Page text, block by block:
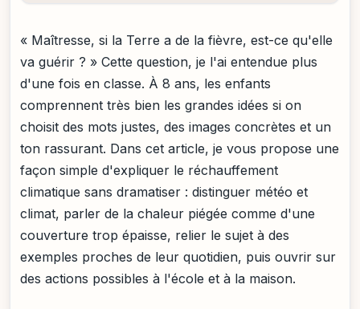
« Maîtresse, si la Terre a de la fièvre, est-ce qu'elle
va guérir ? » Cette question, je l'ai entendue plus
d'une fois en classe. À 8 ans, les enfants
comprennent très bien les grandes idées si on
choisit des mots justes, des images concrètes et un
ton rassurant. Dans cet article, je vous propose une
façon simple d'expliquer le réchauffement
climatique sans dramatiser : distinguer météo et
climat, parler de la chaleur piégée comme d'une
couverture trop épaisse, relier le sujet à des
exemples proches de leur quotidien, puis ouvrir sur
des actions possibles à l'école et à la maison.